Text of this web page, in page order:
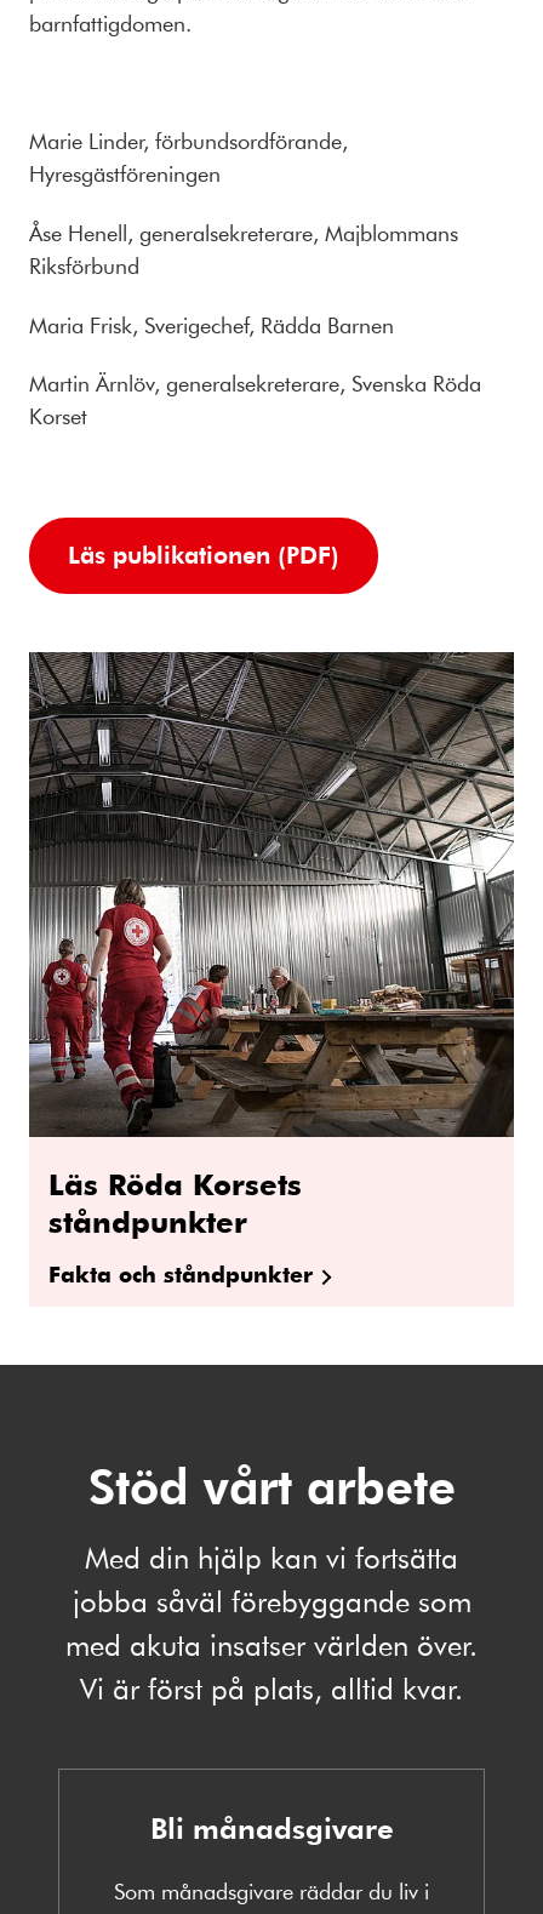
barnfattigdomen.
Marie Linder, förbundsordförande,
Hyresgästföreningen
Åse Henell, generalsekreterare, Majblommans
Riksförbund
Maria Frisk, Sverigechef, Rädda Barnen
Martin Ärnlöv, generalsekreterare, Svenska Röda
Korset
Läs publikationen (PDF)
Läs Röda Korsets
ståndpunkter
Fakta och ståndpunkter
Stöd vårt arbete
Med din hjälp kan vi fortsätta
jobba såväl förebyggande som
med akuta insatser världen över.
Vi är först på plats, alltid kvar.
Bli månadsgivare
Som månadsgivare räddar du liv i